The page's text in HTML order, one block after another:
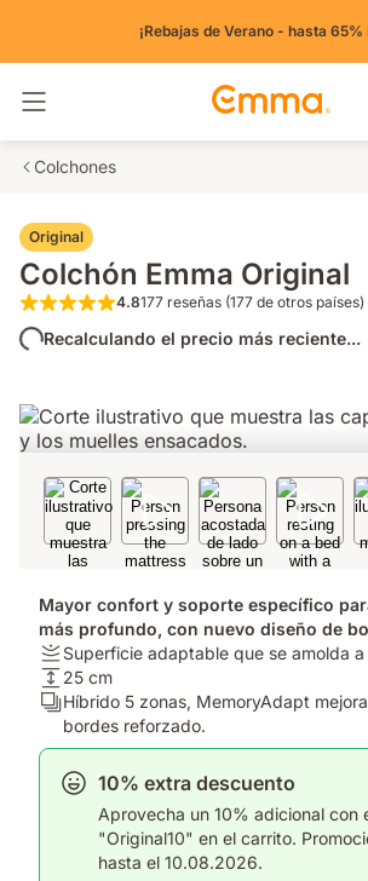
¡Rebajas de Verano - hasta 65%
Colchones
Original
Colchón Emma Original
4.8 de 5 estrellas 177
4.8177 reseñas (177 de otros países)
Recalculando el precio más reciente...
Mayor confort y soporte específico
más profundo, con nuevo diseño de
Firmeza:
Superficie
adaptable
que
se
amolda
Superficie adaptable que se amolda
Altura
del
colchón:
25
25 cm
Número
capas:
Híbrido
MemoryAdapt
mejorada
Híbrido 5 zonas, MemoryAdapt
bordes reforzado.
10% extra descuento
Aprovecha un 10% adicional con
"Original10" en el carrito.
hasta el 10.08.2026.